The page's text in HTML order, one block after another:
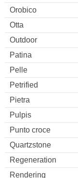
Orobico
Otta
Outdoor
Patina
Pelle
Petrified
Pietra
Pulpis
Punto croce
Quartzstone
Regeneration
Rendering